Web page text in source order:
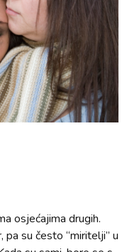
osjećajima drugih.
su često “miritelji” u